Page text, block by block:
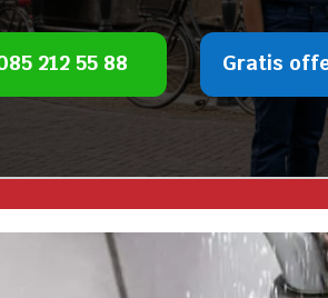
212 55 88 Gratis